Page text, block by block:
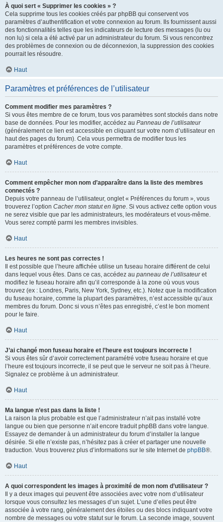
À quoi sert « Supprimer les cookies » ?
Cela supprime tous les cookies créés par phpBB qui conservent vos
paramètres d’authentification et votre connexion au forum. Ils fournissent aussi
des fonctionnalités telles que les indicateurs de lecture des messages (lu ou
non lu) si cela a été activé par un administrateur du forum. Si vous rencontrez
des problèmes de connexion ou de déconnexion, la suppression des cookies
pourrait les résoudre.
Haut
Paramètres et préférences de l’utilisateur
Comment modifier mes paramètres ?
Si vous êtes membre de ce forum, tous vos paramètres sont stockés dans notre
base de données. Pour les modifier, accédez au Panneau de l’utilisateur
(généralement ce lien est accessible en cliquant sur votre nom d’utilisateur en
haut des pages du forum). Cela vous permettra de modifier tous les
paramètres et préférences de votre compte.
Haut
Comment empêcher mon nom d’apparaître dans la liste des membres
connectés ?
Depuis votre panneau de l’utilisateur, onglet « Préférences du forum », vous
trouverez l’option Cacher mon statut en ligne. Si vous activez cette option vous
ne serez visible que par les administrateurs, les modérateurs et vous-même.
Vous serez compté parmi les membres invisibles.
Haut
Les heures ne sont pas correctes !
Il est possible que l’heure affichée utilise un fuseau horaire différent de celui
dans lequel vous êtes. Dans ce cas, accédez au panneau de l’utilisateuret
modifiez le fuseau horaire afin qu’il corresponde à la zone où vous vous
trouvez (ex : Londres, Paris, New York, Sydney, etc.). Notez que la modification
du fuseau horaire, comme la plupart des paramètres, n’est accessible qu’aux
membres du forum. Donc si vous n’êtes pas enregistré, c’est le bon moment
pour le faire.
Haut
J’ai changé mon fuseau horaire et l’heure est toujours incorrecte !
Si vous êtes sûr d’avoir correctement paramétré votre fuseau horaire et que
l’heure est toujours incorrecte, il se peut que le serveur ne soit pas à l’heure.
Signalez ce problème à un administrateur.
Haut
Ma langue n’est pas dans la liste !
La raison la plus probable est que l’administrateur n’ait pas installé votre
langue ou bien que personne n’ait encore traduit phpBB dans votre langue.
Essayez de demander à un administrateur du forum d’installer la langue
désirée. Si elle n’existe pas, n’hésitez pas à créer et partager une nouvelle
traduction. Vous trouverez plus d’informations sur le site Internet de phpBB®.
Haut
A quoi correspondent les images à proximité de mon nom d’utilisateur ?
Il y a deux images qui peuvent être associées avec votre nom d’utilisateur
lorsque vous consultez les messages d’un sujet. L’une d’elles peut être
associée à votre rang, généralement des étoiles ou des blocs indiquant votre
nombre de messages ou votre statut sur le forum. La seconde image, souvent